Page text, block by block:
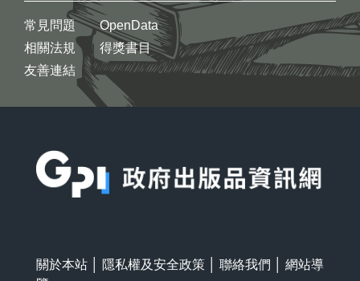
常見問題
相關法規
友善連結
OpenData
得獎書目
關於本站 隱私權及安全政策 聯絡我們
網站導